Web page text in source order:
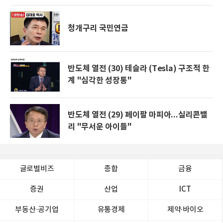
청개구리 국민연금
반도체 열전 (30) 테슬라 (Tesla) 구조적 한
계 "심각한 성장통"
반도체 열전 (29) 페이팔 마피아...실리콘밸
리 "무서운 아이들"
글로벌비즈 종합 금융
증권 산업 ICT
부동산·공기업 유통경제 제약∙바이오